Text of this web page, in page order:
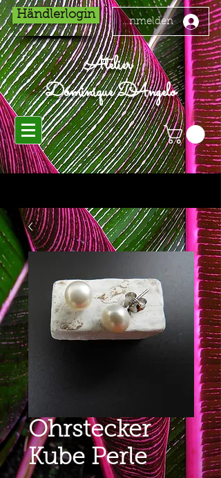
Händlerlogin
Anmelden
Atelier
Dominique D'Angelo
Ohrstecker
Kube Perle